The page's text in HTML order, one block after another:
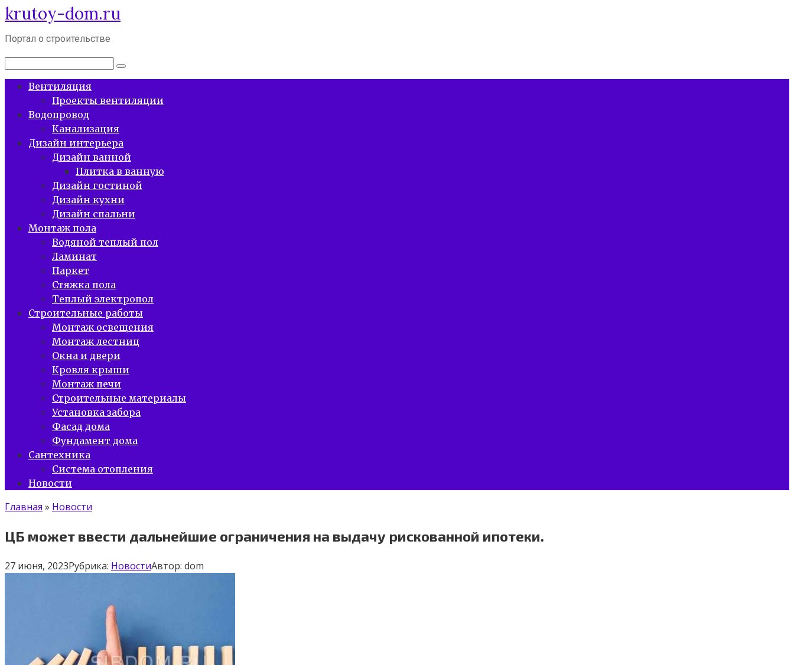
Перейти
к
контенту
krutoy-dom.ru
Портал о строительстве
Поиск:
Вентиляция
Проекты вентиляции
Водопровод
Канализация
Дизайн интерьера
Дизайн ванной
Плитка в ванную
Дизайн гостиной
Дизайн кухни
Дизайн спальни
Монтаж пола
Водяной теплый пол
Ламинат
Паркет
Стяжка пола
Теплый электропол
Строительные работы
Монтаж освещения
Монтаж лестниц
Окна и двери
Кровля крыши
Монтаж печи
Строительные материалы
Установка забора
Фасад дома
Фундамент дома
Сантехника
Система отопления
Новости
Главная » Новости
ЦБ может ввести дальнейшие ограничения на выдачу рискованной ипотеки.
27 июня, 2023Рубрика: НовостиАвтор: dom